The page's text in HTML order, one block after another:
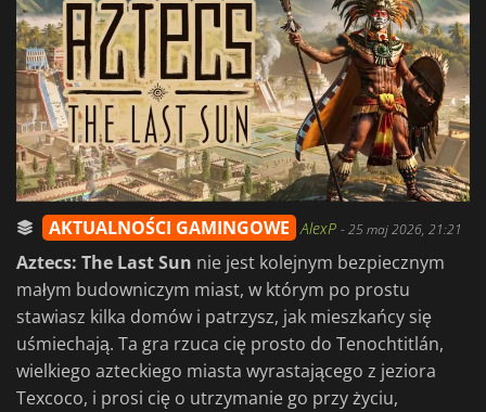
AKTUALNOŚCI GAMINGOWE AlexP -25 maj 2026, 21:21
Aztecs: The Last Sun nie jest kolejnym bezpiecznym
małym budowniczym miast, w którym po prostu
stawiasz kilka domów i patrzysz, jak mieszkańcy się
uśmiechają. Ta gra rzuca cię prosto do Tenochtitlán,
wielkiego azteckiego miasta wyrastającego z jeziora
Texcoco, i prosi cię o utrzymanie go przy życiu,